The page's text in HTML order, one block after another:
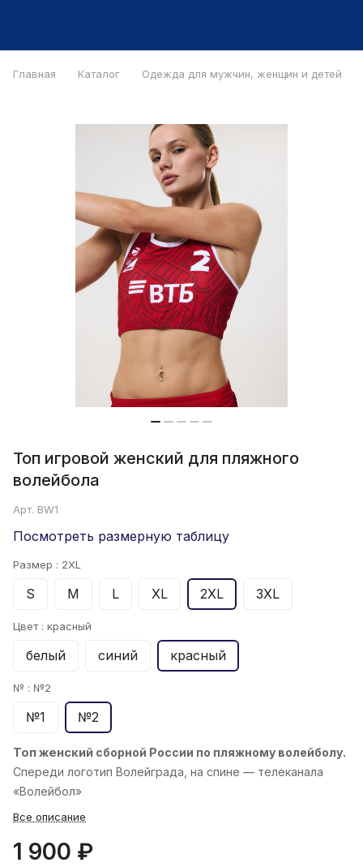
Главная Каталог Одежда для мужчин, женщин и детей
Топ игровой женский для пляжного
волейбола
Арт. BW1
Посмотреть размерную таблицу
Размер : 2XL
S M L XL 2XL 3XL
Цвет : красный
белый синий красный
№ : №2
№1 №2
Топ женский сборной России по пляжному волейболу.
Спереди логотип Волейграда, на спине — телеканала
«Волейбол»
Все описание
1 900 ₽